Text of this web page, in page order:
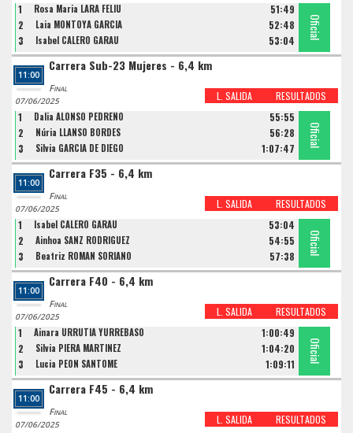
1 Rosa Maria LARA FELIU 51:49
Oficial
2 Laia MONTOYA GARCIA 52:48 Oficial
3 Isabel CALERO GARAU 53:04
Oficial
11:00
Carrera Sub-23 Mujeres - 6,4 km
Final
L. SALIDA RESULTADOS
07/06/2025
1 Dalia ALONSO PEDREÑO 55:55
Oficial
2 Núria LLANSÓ BORDES 56:28 Oficial
3 Silvia GARCIA DE DIEGO 1:07:47
Oficial
11:00
Carrera F35 - 6,4 km
Final
L. SALIDA RESULTADOS
07/06/2025
1 Isabel CALERO GARAU 53:04
Oficial
2 Ainhoa SANZ RODRIGUEZ 54:55 Oficial
3 Beatriz ROMAN SORIANO 57:38
Oficial
11:00
Carrera F40 - 6,4 km
Final
L. SALIDA RESULTADOS
07/06/2025
1 Ainara URRUTIA YURREBASO 1:00:49
Oficial
2 Silvia PIERA MARTINEZ 1:04:20 Oficial
3 Lucia PEON SANTOME 1:09:11
Oficial
11:00
Carrera F45 - 6,4 km
Final
L. SALIDA RESULTADOS
07/06/2025